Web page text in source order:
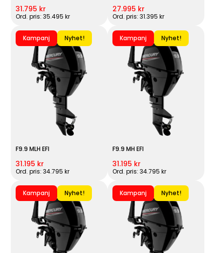
31.795 kr
Ord. pris: 35.495 kr
27.995 kr
Ord. pris: 31.395 kr
Kampanj Nyhet!
F9.9 MLH EFI
31.195 kr
Ord. pris: 34.795 kr
Kampanj Nyhet!
F9.9 MH EFI
31.195 kr
Ord. pris: 34.795 kr
Kampanj Nyhet! Kampanj Nyhet!